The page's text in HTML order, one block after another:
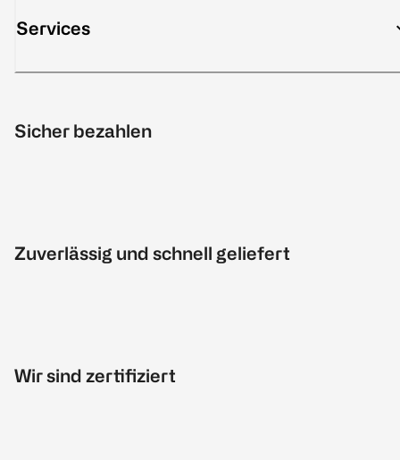
Services
Sicher bezahlen
Zuverlässig und schnell geliefert
Wir sind zertifiziert